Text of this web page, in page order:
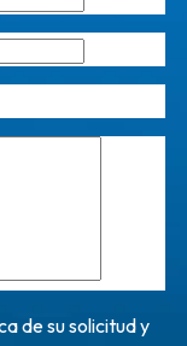
de su solicitud y